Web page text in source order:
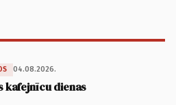
04.08.2026.
kafejnīcu dienas